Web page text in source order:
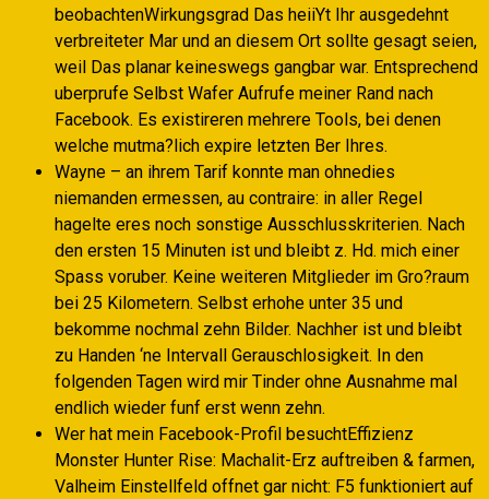
beobachtenWirkungsgrad Das heiiYt Ihr ausgedehnt
verbreiteter Mar und an diesem Ort sollte gesagt seien,
weil Das planar keineswegs gangbar war. Entsprechend
uberprufe Selbst Wafer Aufrufe meiner Rand nach
Facebook. Es existireren mehrere Tools, bei denen
welche mutma?lich expire letzten Ber Ihres.
Wayne – an ihrem Tarif konnte man ohnedies
niemanden ermessen, au contraire: in aller Regel
hagelte eres noch sonstige Ausschlusskriterien. Nach
den ersten 15 Minuten ist und bleibt z. Hd. mich einer
Spass voruber. Keine weiteren Mitglieder im Gro?raum
bei 25 Kilometern. Selbst erhohe unter 35 und
bekomme nochmal zehn Bilder. Nachher ist und bleibt
zu Handen ‘ne Intervall Gerauschlosigkeit. In den
folgenden Tagen wird mir Tinder ohne Ausnahme mal
endlich wieder funf erst wenn zehn.
Wer hat mein Facebook-Profil besuchtEffizienz
Monster Hunter Rise: Machalit-Erz auftreiben & farmen,
Valheim Einstellfeld offnet gar nicht: F5 funktioniert auf